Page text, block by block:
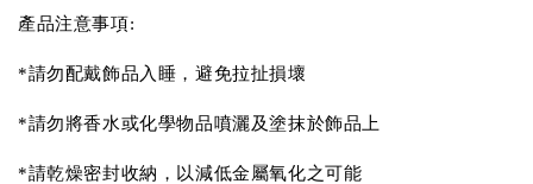
產品注意事項:
*請勿配戴飾品入睡，避免拉扯損壞
*請勿將香水或化學物品噴灑及塗抹於飾品上
*請乾燥密封收納，以減低金屬氧化之可能